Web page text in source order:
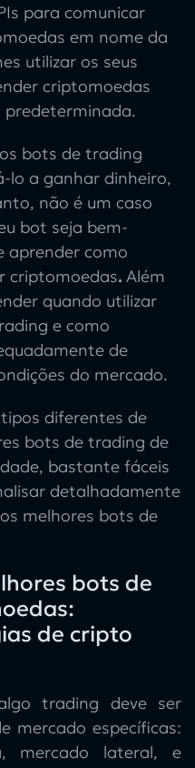
para comunicar
em nome da
utilizar os seus
criptomoedas
os bots de trading
lo a ganhar dinheiro,
não é um caso
bot seja bem-
aprender como
criptomoedas. Além
quando utilizar
e como
de
do mercado.
diferentes de
bots de trading de
bastante fáceis
detalhadamente
melhores bots de
bots de
de cripto
trading deve ser
mercado específicas:
mercado lateral, e